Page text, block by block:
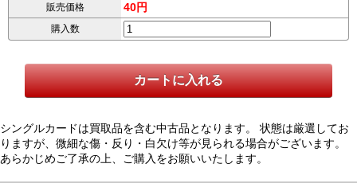
販売価格 40円
購入数
シングルカードは買取品を含む中古品となります。 状態は厳選してお
りますが、微細な傷・反り・白欠け等が見られる場合がございます。
あらかじめご了承の上、ご購入をお願いいたします。